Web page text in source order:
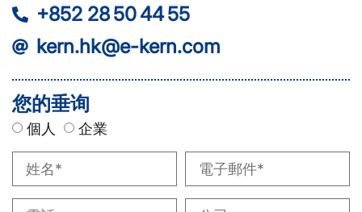
+852 28 50 44 55
kern.hk@e-kern.com
您的垂询
個人 企業